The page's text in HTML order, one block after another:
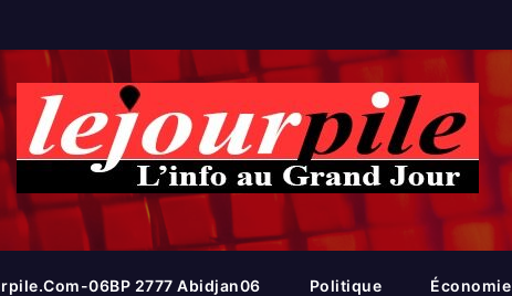
06BP 2777 Abidjan06 Politique Économie